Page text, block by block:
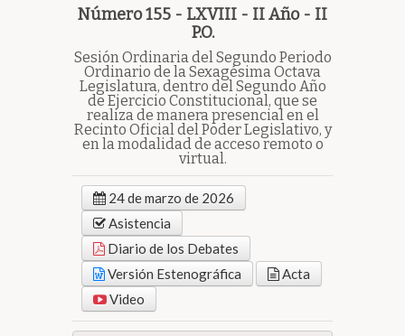
Número 155 - LXVIII - II Año - II
P.O.
Sesión Ordinaria del Segundo Periodo
Ordinario de la Sexagésima Octava
Legislatura, dentro del Segundo Año
de Ejercicio Constitucional, que se
realiza de manera presencial en el
Recinto Oficial del Poder Legislativo, y
en la modalidad de acceso remoto o
virtual.
24 de marzo de 2026
Asistencia
Diario de los Debates
Versión Estenográfica
Acta
Video